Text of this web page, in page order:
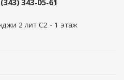
343-05-61
2 лит С2 - 1 этаж